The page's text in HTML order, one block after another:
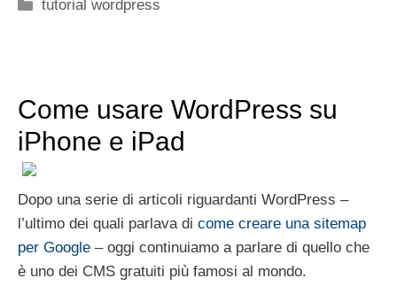
tutorial wordpress
Come usare WordPress su
iPhone e iPad
Dopo una serie di articoli riguardanti WordPress –
l’ultimo dei quali parlava di come creare una sitemap
per Google – oggi continuiamo a parlare di quello che
è uno dei CMS gratuiti più famosi al mondo.